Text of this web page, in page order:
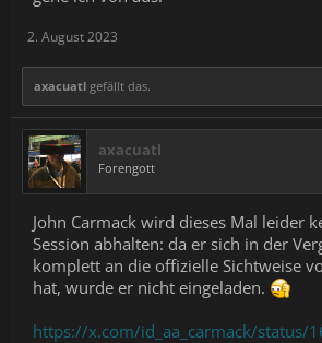
receive programming announcements and
straight to your inbox.
2. August 2023
axacuatl gefällt das.
axacuatl
Forengott
John Carmack wird dieses Mal leider
Session abhalten: da er sich in der
komplett an die offizielle Sichtweise
hat, wurde er nicht eingeladen.
https://x.com/id_aa_carmack/status/